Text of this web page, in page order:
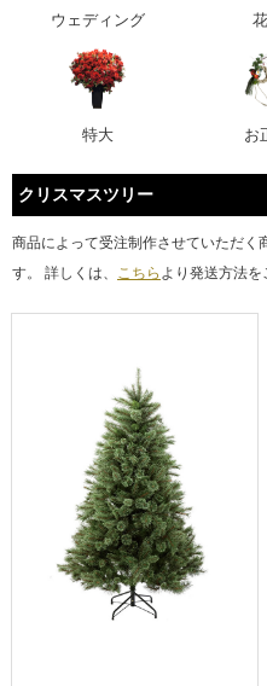
ウェディング
特大 お
クリスマスツリー
商品によって受注制作させていただく
す。 詳しくは、 こちら より発送方法を